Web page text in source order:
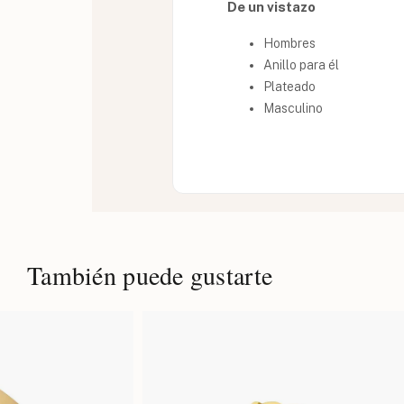
De un vistazo
Hombres
Anillo para él
Plateado
Masculino
También puede gustarte